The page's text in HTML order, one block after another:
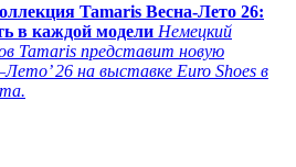
Tamaris Весна-Лето 26:
в каждой модели Немецкий
Tamaris представит новую
26 на выставке Euro Shoes в